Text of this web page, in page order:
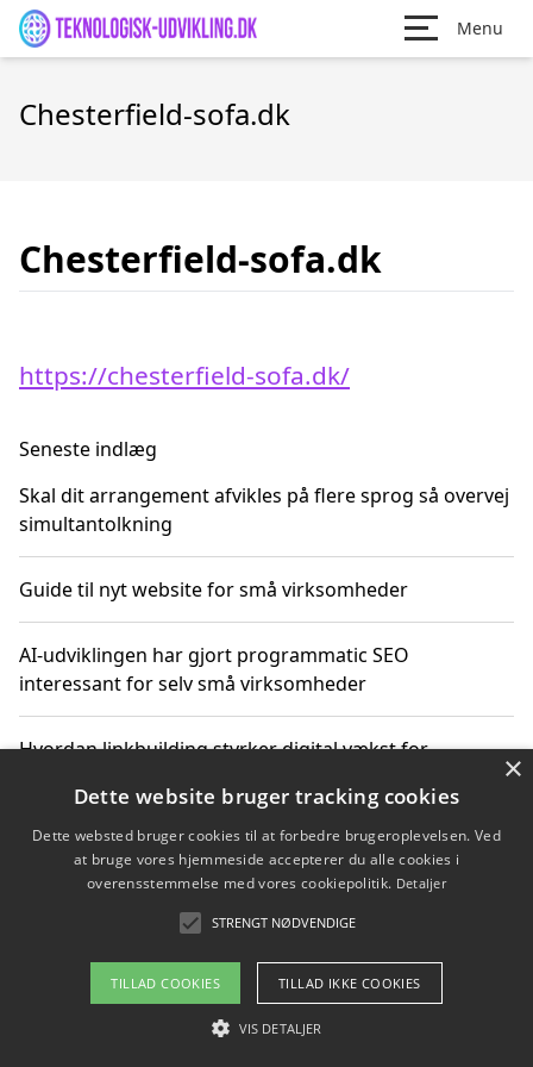
Menu
Chesterfield-sofa.dk
Chesterfield-sofa.dk
https://chesterfield-sofa.dk/
Seneste indlæg
Skal dit arrangement afvikles på flere sprog så overvej
simultantolkning
Guide til nyt website for små virksomheder
AI-udviklingen har gjort programmatic SEO
interessant for selv små virksomheder
Hvordan linkbuilding styrker digital vækst for
Sådan har udviklingen inden for genbrug af elektronik
ændret sig
Copyright 2026 - Pilanto Aps
Om / kontakt
×
Dette website bruger tracking cookies
Dette websted bruger cookies til at forbedre brugeroplevelsen. Ved
at bruge vores hjemmeside accepterer du alle cookies i
overensstemmelse med vores cookiepolitik. Detaljer
STRENGT NØDVENDIGE
TILLAD COOKIES TILLAD IKKE COOKIES
VIS DETALJER